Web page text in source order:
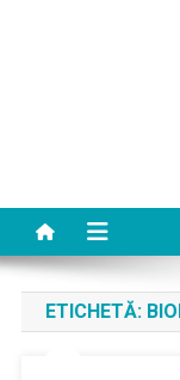
ETICHETĂ: